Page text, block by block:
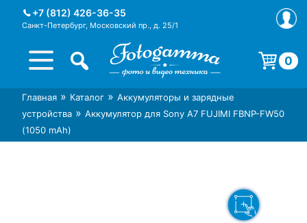
+7 (812) 426-36-35
Санкт-Петербург, Московский пр., д. 25/1
Интернет-магазин фототехники
Foto-Gamma в СПб
Магазин фотоаксессуаров foto-
gamma.ru
0
Корзина пуста.
Главная » Каталог » Аккумуляторы и зарядные
устройства » Аккумулятор для Sony A7 FUJIMI FBNP-FW50
(1050 mAh)